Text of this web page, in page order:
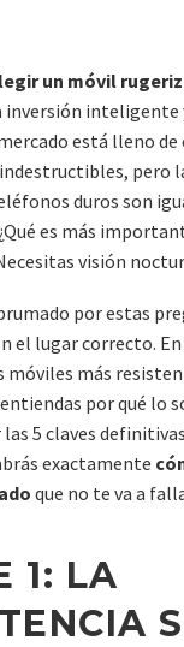
un móvil
inversión inteligente
está lleno de
pero
duros son
es más
visión
por estas
el lugar correcto.
móviles más
por qué lo
las 5 claves
exactamente
que no te va a
1: LA